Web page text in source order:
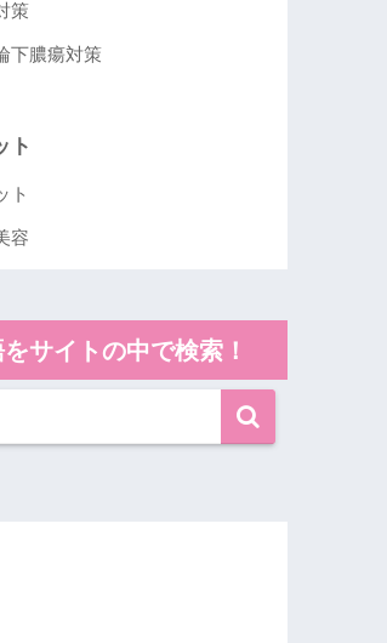
策
下膿瘍対策
ト
ト
容
サイトの中で検索！